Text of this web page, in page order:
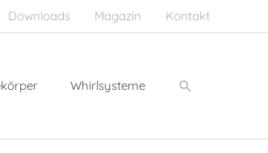
Downloads Magazin Kontakt
Whirlsysteme Suchen